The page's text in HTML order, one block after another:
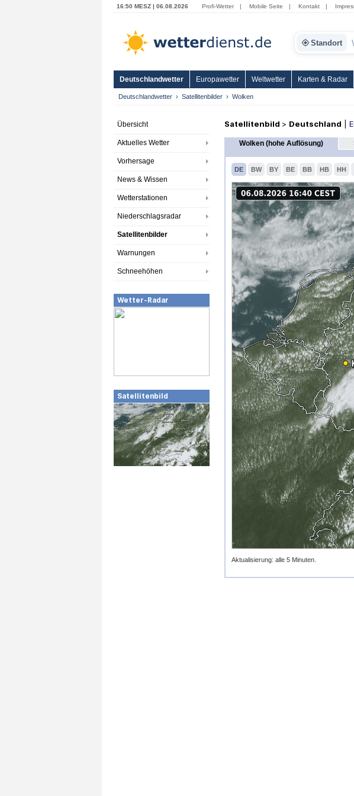
16:50 MESZ | 06.08.2026 Profi-Wetter | Mobile Seite | Kontakt |
Standort
Deutschlandwetter Europawetter Weltwetter Karten & Radar
Deutschlandwetter Satellitenbilder Wolken
Übersicht
Aktuelles Wetter
Vorhersage
News & Wissen
Wetterstationen
Niederschlagsradar
Satellitenbilder
Warnungen
Schneehöhen
Wetter-Radar
Satellitenbild
Satellitenbild > Deutschland
Wolken (hohe Auflösung)
DE BW BY BE BB HB HH
Aktualisierung: alle 5 Minuten.